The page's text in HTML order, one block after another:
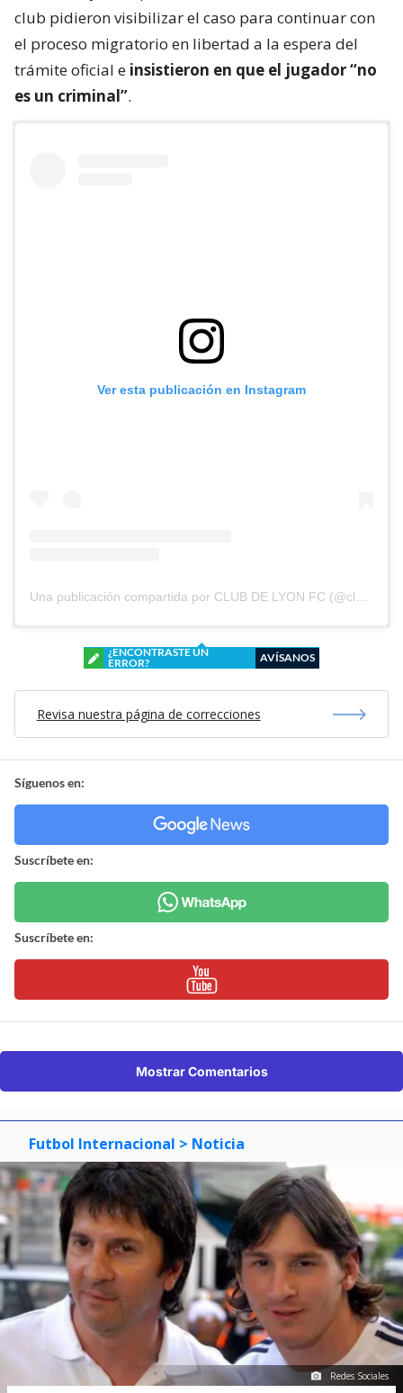
club pidieron visibilizar el caso para continuar con
el proceso migratorio en libertad a la espera del
trámite oficial e insistieron en que el jugador “no
es un criminal”.
Ver esta publicación en Instagram
Una publicación compartida por CLUB DE LYON FC (@clubdelyonfc)
¿ENCONTRASTE UN
ERROR?
AVÍSANOS
Revisa nuestra página de correcciones
Síguenos en:
Suscríbete en:
Suscríbete en:
Mostrar Comentarios
Futbol Internacional > Noticia
Redes Sociales